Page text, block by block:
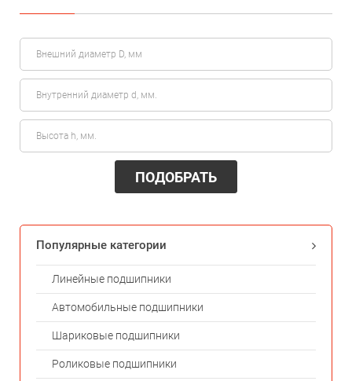
ПОДОБРАТЬ
Популярные категории
Линейные подшипники
Автомобильные подшипники
Шариковые подшипники
Роликовые подшипники